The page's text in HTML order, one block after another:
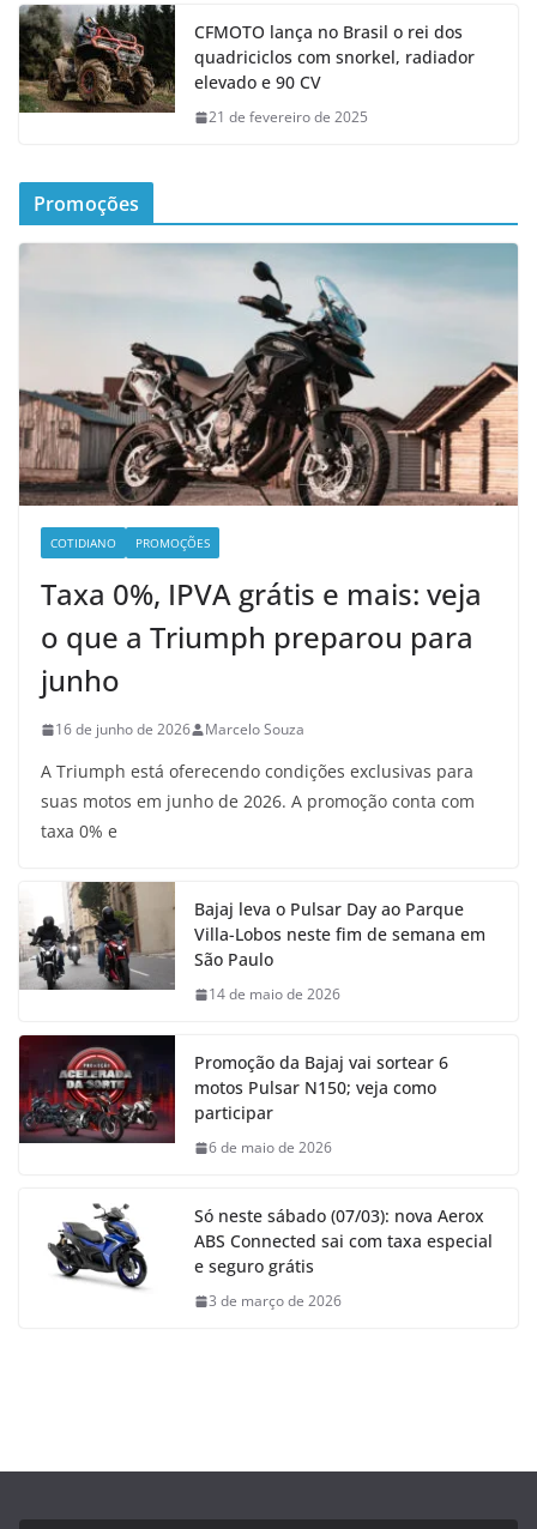
CFMOTO lança no Brasil o rei dos
quadriciclos com snorkel, radiador
elevado e 90 CV
21 de fevereiro de 2025
Promoções
COTIDIANO PROMOÇÕES
Taxa 0%, IPVA grátis e mais: veja
o que a Triumph preparou para
junho
16 de junho de 2026 Marcelo Souza
A Triumph está oferecendo condições exclusivas para
suas motos em junho de 2026. A promoção conta com
taxa 0% e
Bajaj leva o Pulsar Day ao Parque
Villa-Lobos neste fim de semana em
São Paulo
14 de maio de 2026
Promoção da Bajaj vai sortear 6
motos Pulsar N150; veja como
participar
6 de maio de 2026
Só neste sábado (07/03): nova Aerox
ABS Connected sai com taxa especial
e seguro grátis
3 de março de 2026